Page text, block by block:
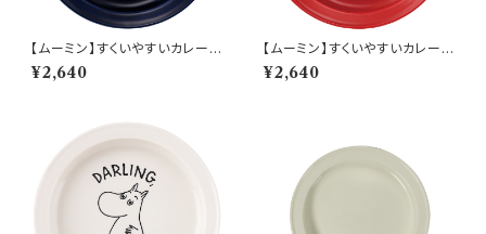
【ムーミン】すくいやすいカレー皿
（スナフキン）【MM9000】MM
9003-320
¥2,640
【ムーミン】すくいやすいカレー皿
（リトルミィ）【MM9000】MM
9002-320
¥2,640